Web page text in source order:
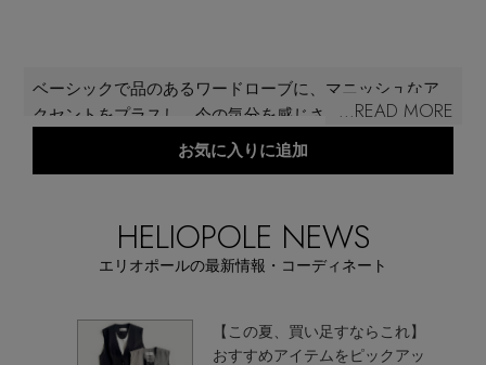
ブランド
【予約】新作ウェアをチェック
【Tシャツ】デイリーに活躍
アイテム一覧
最新トレンドや限定アイテム、セール情報を
いち早くお届けします。
...READ MORE
ベーシックで品のあるワードローブに、マニッシュなア
クセントをプラスし、今の気分を感じさせるヨーロッパ
中心のセレクトアイテムを展開。“新しい上質、新しいベ
ェアが揃う。
お気に入りに追加
HELIOPOLE NEWS
エリオポールの最新情報・コーディネート
【この夏、買い足すならこれ】
おすすめアイテムをピックアッ